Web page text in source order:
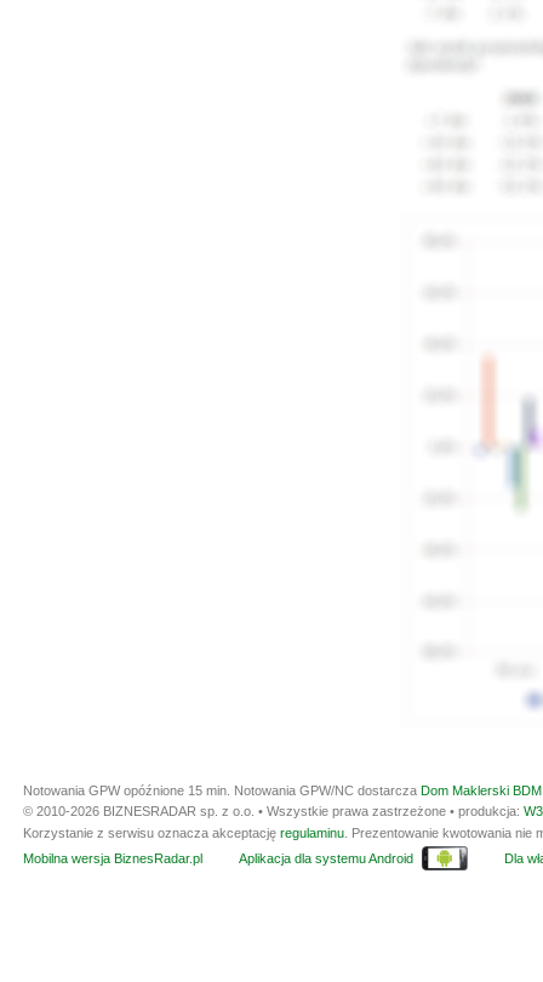
Notowania GPW opóźnione 15 min. Notowania GPW/NC dostarcza Dom Maklerski
© 2010-2026 BIZNESRADAR sp. z o.o. • Wszystkie prawa zastrzeżone • produkcja:
Korzystanie z serwisu oznacza akceptację regulaminu. Prezentowanie kwotowania nie
Mobilna wersja BiznesRadar.pl
Aplikacja dla systemu Android Dla